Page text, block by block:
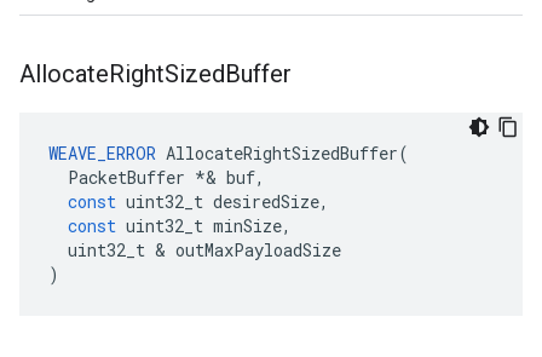
AllocateRightSizedBuffer
WEAVE_ERROR AllocateRightSizedBuffer(
PacketBuffer *& buf,
const uint32_t desiredSize,
const uint32_t minSize,
uint32_t & outMaxPayloadSize
)